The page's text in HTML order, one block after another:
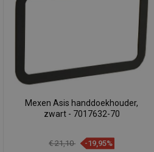
Mexen Asis handdoekhouder,
zwart - 7017632-70
€ 21,10 -19,95%